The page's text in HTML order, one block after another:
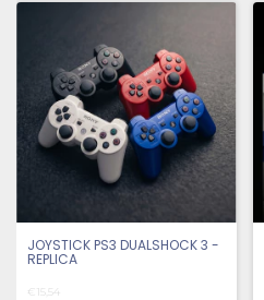
JOYSTICK PS3 DUALSHOCK 3 -
REPLICA
€15,54